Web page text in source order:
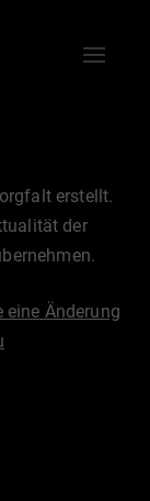
Toggle
erstellt.
der
Änderung